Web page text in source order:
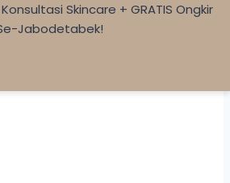
Konsultasi Skincare + GRATIS Ongkir
Jabodetabek!